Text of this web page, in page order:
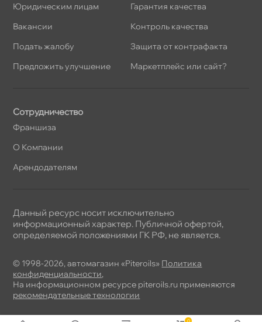
Юридическим лицам
акансии
Подать жалобу
Предложить улучшение
Гарантия качества
Контроль качества
Защита от контрафакта
Маркетплейс или сайт?
Сотрудничество
Франшиза
О Компании
Арендодателям
© 1998-2026, автомагазин «Piteroils» Политика
конфиденциальности,
На информационном ресурсе piteroils.ru применяются
рекомендательные технологии
Данный ресурс носит исключительно
информационный характер. Публичной офертой,
определяемой положениями ГК РФ, не является.
0